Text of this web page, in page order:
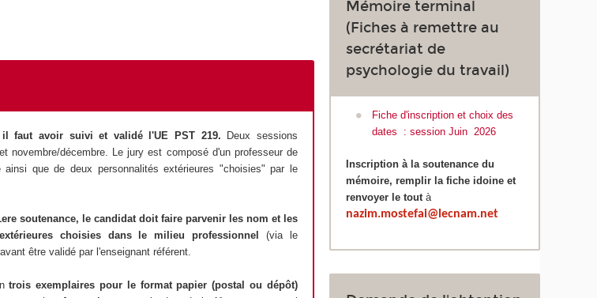
faut avoir suivi et validé l'UE PST 219. Deux sessions
novembre/décembre. Le jury est composé d'un professeur de
que de deux personnalités extérieures "choisies" par le
soutenance, le candidat doit faire parvenir les nom et les
choisies dans le milieu professionnel (via le
être validé par l'enseignant référent.
trois exemplaires pour le format papier (postal ou dépôt)
Mémoire terminal
(Fiches à remettre au
secrétariat de
psychologie du travail)
Fiche d'inscription et choix des
dates : session Juin 2026
Inscription à la soutenance du
mémoire, remplir la fiche idoine et
renvoyer le tout à
nazim.mostefai@lecnam.net